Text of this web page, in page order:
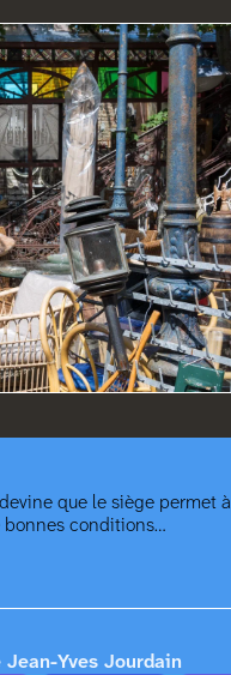
que le siège permet à
bonnes conditions…
Yves Jourdain